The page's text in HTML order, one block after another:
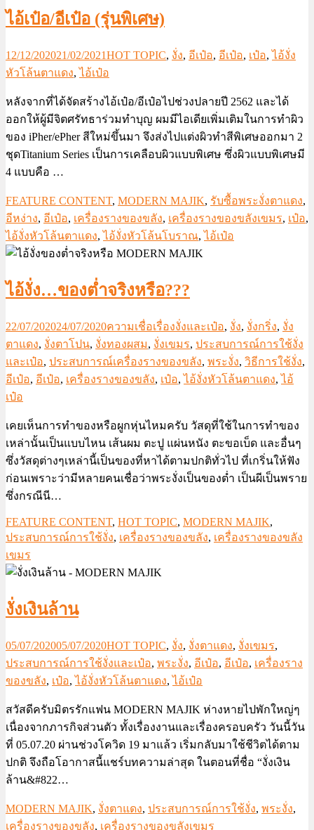
ไอ้เป๋อ/อีเป๋อ (รุ่นพิเศษ)
12/12/202021/02/2021HOT TOPIC, งั่ง, อีเป๋อ, อีเป๋อ, เป๋อ,ไอ้งั่ง
หัวโล้นตาแดง,ไอ้เป๋อ
หลังจากที่ได้จัดสร้างไอ้เป๋อ/อีเป๋อไปช่วงปลายปี 2562 และได้
ออกให้ผู้มีจิตศรัทธาร่วมทำบุญ ผมมีไอเดียเพิ่มเติมในการทำผิว
ของ iPher/ePher สีใหม่ขึ้นมา จึงส่งไปแต่งผิวทำสีพิเศษออกมา 2
ชุดTitanium Series เป็นการเคลือบผิวแบบพิเศษ ซึ่งผิวแบบพิเศษมี
4 แบบคือ …
FEATURE CONTENT, MODERN MAJIK, รับซื้อพระงั่งตาแดง,
อีหง่าง, อีเป๋อ, เครื่องรางของขลัง, เครื่องรางของขลังเขมร, เป๋อ,
ไอ้งั่งหัวโล้นตาแดง,ไอ้งั่งหัวโล้นโบราณ,ไอ้เป๋อ
ไอ้งั่ง…ของต่ำจริงหรือ???
22/07/202024/07/2020ความเชื่อเรื่องงั่งและเป๋อ, งั่ง, งั่งกริ่ง, งั่ง
ตาแดง, งั่งตาโปน, งั่งทองผสม, งั่งเขมร, ประสบการณ์การใช้งั่ง
และเป๋อ, ประสบการณ์เครื่องรางของขลัง, พระงั่ง, วิธีการใช้งั่ง,
อีเป๋อ, อีเป๋อ, เครื่องรางของขลัง, เป๋อ,ไอ้งั่งหัวโล้นตาแดง,ไอ้
เป๋อ
เคยเห็นการทำของหรือผูกหุ่นไหมครับ วัสดุที่ใช้ในการทำของ
เหล่านั้นเป็นแบบไหน เส้นผม ตะปู แผ่นหนัง ตะขอเบ็ด และอื่นๆ
ซึ่งวัสดุต่างๆเหล่านี้เป็นของที่หาได้ตามปกติทั่วไป ที่เกริ่นให้ฟัง
ก่อนเพราะว่ามีหลายคนเชื่อว่าพระงั่งเป็นของต่ำ เป็นผีเป็นพราย
ซึ่งกรณีนี…
FEATURE CONTENT, HOT TOPIC, MODERN MAJIK,
ประสบการณ์การใช้งั่ง, เครื่องรางของขลัง, เครื่องรางของขลัง
เขมร
งั่งเงินล้าน
05/07/202005/07/2020HOT TOPIC, งั่ง, งั่งตาแดง, งั่งเขมร,
ประสบการณ์การใช้งั่งและเป๋อ, พระงั่ง, อีเป๋อ, อีเป๋อ, เครื่องราง
ของขลัง, เป๋อ,ไอ้งั่งหัวโล้นตาแดง,ไอ้เป๋อ
สวัสดีครับมิตรรักแฟน MODERN MAJIK ห่างหายไปพักใหญ่ๆ
เนื่องจากภารกิจส่วนตัว ทั้งเรื่องงานและเรื่องครอบครัว วันนี้วัน
ที่ 05.07.20 ผ่านช่วงโควิด 19 มาแล้ว เริ่มกลับมาใช้ชีวิตได้ตาม
ปกติ จึงถือโอากาสนี้แชร์บทความล่าสุด ในตอนที่ชื่อ “งั่งเงิน
ล้าน&#822…
MODERN MAJIK, งั่งตาแดง, ประสบการณ์การใช้งั่ง, พระงั่ง,
เครื่องรางของขลัง, เครื่องรางของขลังเขมร